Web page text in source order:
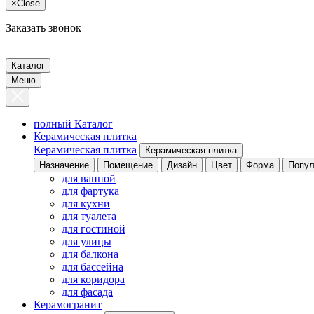
×Close
Заказать звонок
Каталог
Меню
полный Каталог
Керамическая плитка
Керамическая плитка
Керамическая плитка
Назначение
Помещение Дизайн Цвет Форма
для ванной
для фартука
для кухни
для туалета
для гостиной
для улицы
для балкона
для бассейна
для коридора
для фасада
Керамогранит